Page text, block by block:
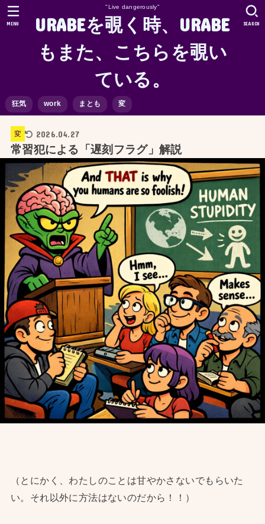
"Live dangerously"
URABEを覗く時、URABE
もまた、こちらを覗い
ている。
狂気 work まとも 変
SEARCH
MENU
変 2026.04.27
常習犯による「遅刻フラグ」解説
（とにかく、わたしのことは甘やかさないでもらいた
い。それ以外に方法はないのだから！！）